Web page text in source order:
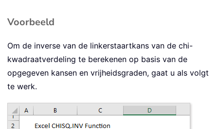
Voorbeeld
Om de inverse van de linkerstaartkans van de chi-
kwadraatverdeling te berekenen op basis van de
opgegeven kansen en vrijheidsgraden, gaat u als volgt
te werk.